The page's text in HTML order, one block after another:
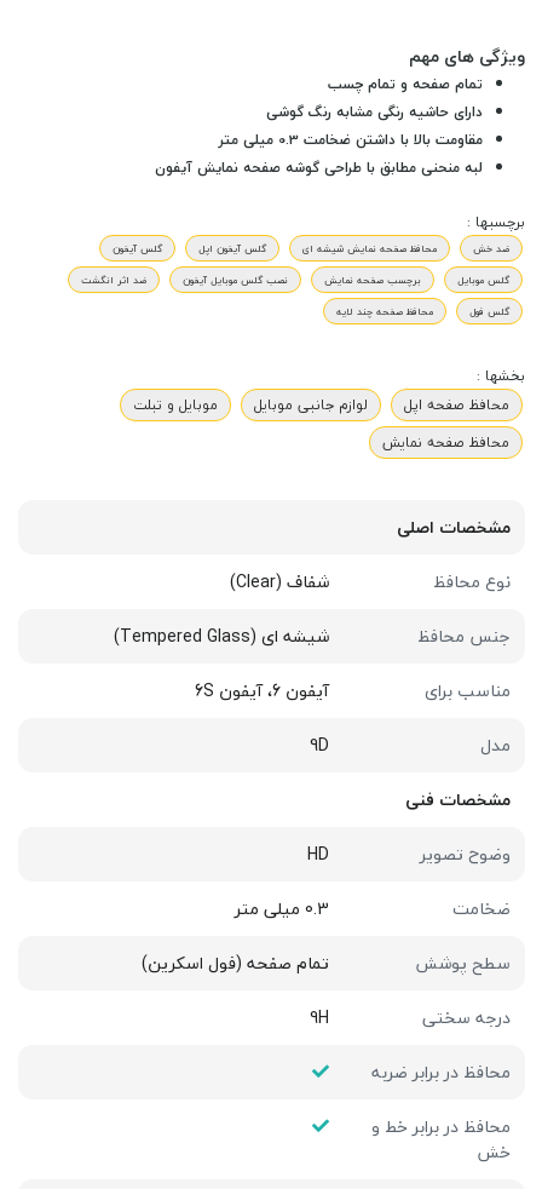
ویژگی های مهم
تمام صفحه و تمام چسب
دارای حاشیه رنگی مشابه رنگ گوشی
مقاومت بالا با داشتنضخامت 0.3 میلی متر
لبه منحنی مطابق با طراحی گوشه صفحه نمایش آیفون
برچسبها :
ضد خش محافظ صفحه نمایش شیشه ای گلس آیفون اپل
گلس آیفون
گلس موبایل
برچسب صفحه نمایش نصب گلس موبایل آیفون
ضد اثر انگشت
گلس فول
محافظ صفحه چند لایه
بخشها :
محافظ صفحه اپل
لوازم جانبی موبایل
موبایل و تبلت
محافظ صفحه نمایش
مشخصات اصلی
نوع محافظ
شفاف (Clear)
جنس محافظ
شیشه ای (Tempered Glass)
مناسب برای
آیفون 6، آیفون 6S
مدل
9D
مشخصات فنی
وضوح تصویر
HD
ضخامت
0.3 میلی متر
سطح پوشش
تمام صفحه (فول اسکرین)
درجه سختی
9H
محافظ در برابر ضربه
محافظ در برابر خط و
خش